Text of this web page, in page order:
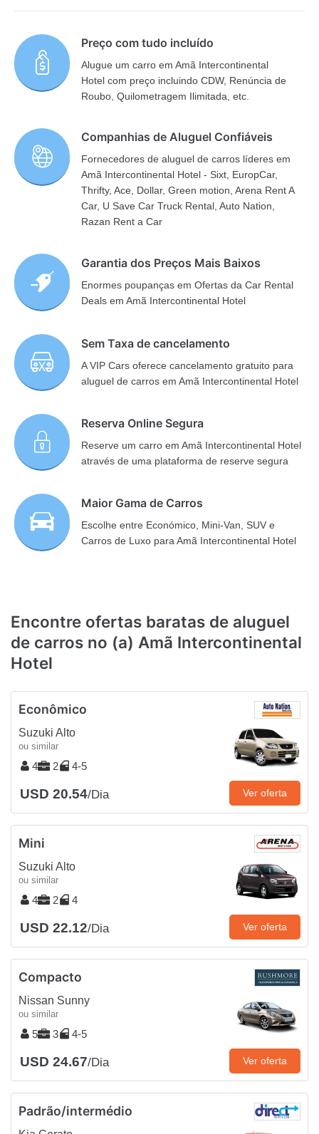
Preço com tudo incluído
Alugue um carro em Amã Intercontinental
Hotel com preço incluindo CDW, Renúncia de
Roubo, Quilometragem Ilimitada, etc.
Companhias de Aluguel Confiáveis
Fornecedores de aluguel de carros líderes em
Amã Intercontinental Hotel - Sixt, EuropCar,
Thrifty, Ace, Dollar, Green motion, Arena Rent A
Car, U Save Car Truck Rental, Auto Nation,
Razan Rent a Car
Garantia dos Preços Mais Baixos
Enormes poupanças em Ofertas da Car Rental
Deals em Amã Intercontinental Hotel
Sem Taxa de cancelamento
A VIP Cars oferece cancelamento gratuito para
aluguel de carros em Amã Intercontinental Hotel
Reserva Online Segura
Reserve um carro em Amã Intercontinental Hotel
através de uma plataforma de reserve segura
Maior Gama de Carros
Escolhe entre Económico, Mini-Van, SUV e
Carros de Luxo para Amã Intercontinental Hotel
Encontre ofertas baratas de aluguel
de carros no (a) Amã Intercontinental
Hotel
Econômico
Suzuki Alto
ou similar
4 2 4-5
USD 20.54/Dia Ver oferta
Mini
Suzuki Alto
ou similar
4 2 4
USD 22.12/Dia Ver oferta
Compacto
Nissan Sunny
ou similar
5 3 4-5
USD 24.67/Dia Ver oferta
Padrão/intermédio